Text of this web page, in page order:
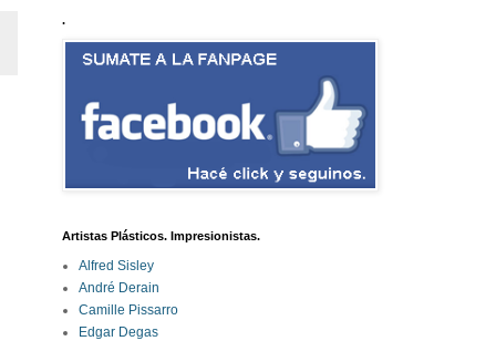
.
Artistas Plásticos. Impresionistas.
Alfred Sisley
André Derain
Camille Pissarro
Edgar Degas